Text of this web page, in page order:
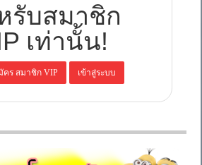
รับสมาชิก
เท่านั้น!